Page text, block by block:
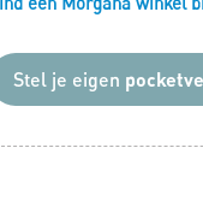
Stel je eigen